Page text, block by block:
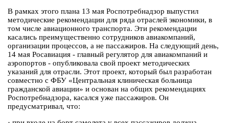
В рамках этого плана 13 мая Роспотребнадзор выпустил
методические рекомендации для ряда отраслей экономики, в
том числе авиационного транспорта. Эти рекомендации
касались преимущественно сотрудников авиакомпаний,
организации процессов, а не пассажиров. На следующий день,
14 мая Росавиация - главный регулятор для авиакомпаний и
аэропортов - опубликовала свой проект методических
указаний для отрасли. Этот проект, который был разработан
совместно с ФБУ «Центральная клиническая больница
гражданской авиации» и основан на общих рекомендациях
Роспотребнадзора, касался уже пассажиров. Он
предусматривал, что: